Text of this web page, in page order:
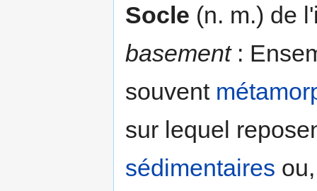
Socle (n. m.) de
basement:
souvent
sur lequel
sédimentaires